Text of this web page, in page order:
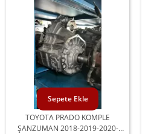
TOYOTA PRADO KOMPLE
ŞANZUMAN 2018-2019-2020-
Sepete Ekle